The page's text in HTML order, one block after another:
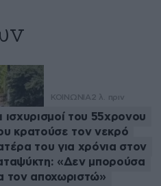
ΚΟΙΝΩΝΙΑ2 λ. πριν
ισχυρισμοί του 55χρονου
κρατούσε τον νεκρό
του για χρόνια στον
«Δεν μπορούσα
τον αποχωριστώ»